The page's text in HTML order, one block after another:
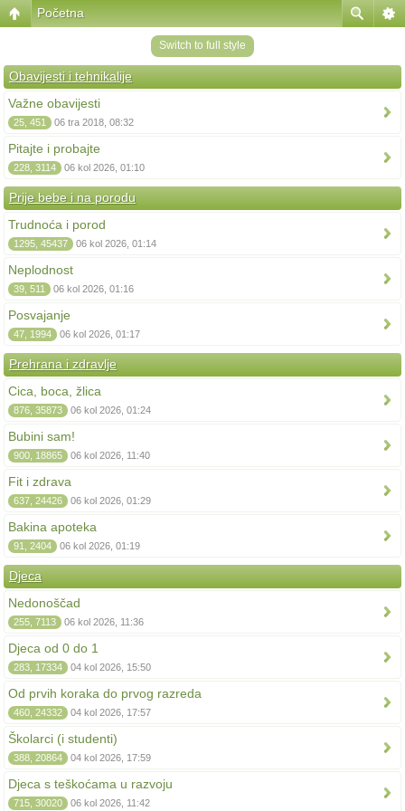
Početna
Switch to full style
Obavijesti i tehnikalije
Važne obavijesti
25, 451 06 tra 2018, 08:32
Pitajte i probajte
228, 3114 06 kol 2026, 01:10
Prije bebe i na porodu
Trudnoća i porod
1295, 45437 06 kol 2026, 01:14
Neplodnost
39, 511 06 kol 2026, 01:16
Posvajanje
47, 1994 06 kol 2026, 01:17
Prehrana i zdravlje
Cica, boca, žlica
876, 35873 06 kol 2026, 01:24
Bubini sam!
900, 18865 06 kol 2026, 11:40
Fit i zdrava
637, 24426 06 kol 2026, 01:29
Bakina apoteka
91, 2404 06 kol 2026, 01:19
Djeca
Nedonoščad
255, 7113 06 kol 2026, 11:36
Djeca od 0 do 1
283, 17334 04 kol 2026, 15:50
Od prvih koraka do prvog razreda
460, 24332 04 kol 2026, 17:57
Školarci (i studenti)
388, 20864 04 kol 2026, 17:59
Djeca s teškoćama u razvoju
715, 30020 06 kol 2026, 11:42